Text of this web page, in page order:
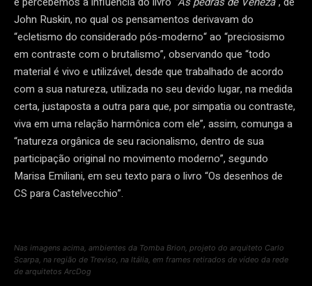
John Ruskin, no qual os pensamentos derivavam do
“ecletismo do considerado pós-moderno“ ao “preciosismo
em contraste com o brutalismo”, observando que “todo
material é vivo e utilizável, desde que trabalhado de acordo
com a sua natureza, utilizada no seu devido lugar, na medida
certa, justaposta a outra para que, por simpatia ou contraste,
viva em uma relação harmônica com ele”, assim, comunga a
“natureza orgânica de seu racionalismo, dentro de sua
participação original no movimento moderno”, segundo
Marisa Emiliani, em seu texto para o livro “Os desenhos de
CS para Castelvecchio”.
Nas imagens acima, ambientes da Tomba Brion, projeto do arquiteto Carlo
Scarpa, na região de Treviso, na Itália, em frames retirados de vídeo da rede
de arquitetos ArcDog